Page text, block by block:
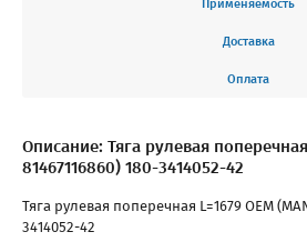
Применяемость
Доставка
Оплата
Описание: Тяга рулевая поперечная
81467116860) 180-3414052-42
Тяга рулевая поперечная L=1679 OEM
3414052-42